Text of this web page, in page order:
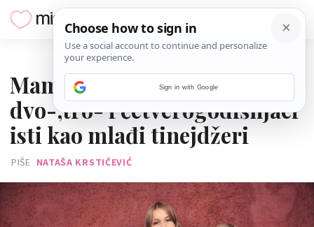
Mama 'dokazala' da su
dvo-,tro- i četverogodišnjaci
isti kao mlađi tinejdžeri
PIŠE NATAŠA KRSTIČEVIĆ
Sign in with Google